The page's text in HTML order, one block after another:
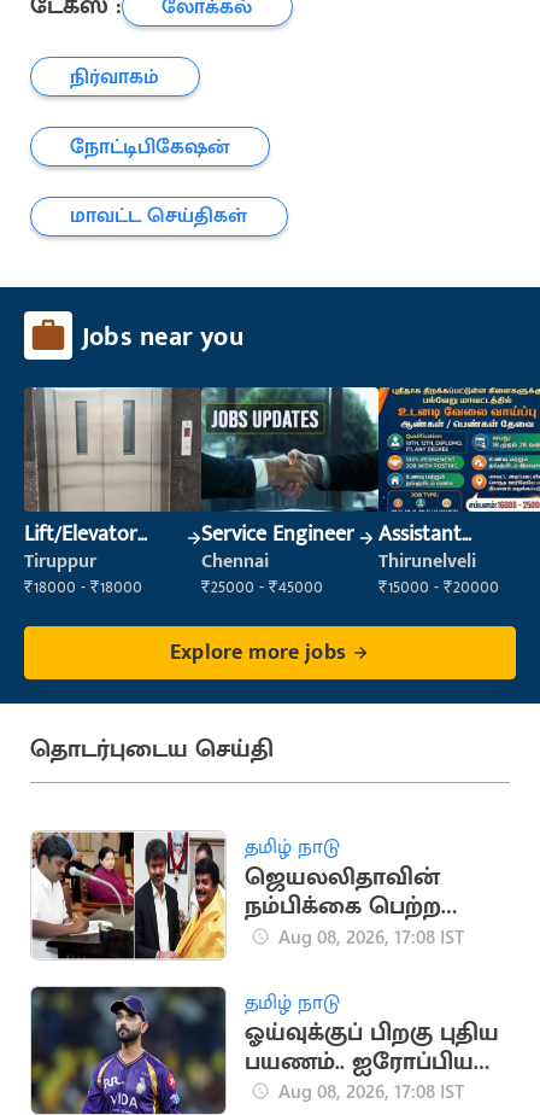
நிர்வாகம்
நோட்டிபிகேஷன்
மாவட்ட செய்திகள்
Jobs near you
Lift/Elevator
Technician
Tiruppur
₹18000 - ₹18000
Service Engineer
Chennai
₹25000 - ₹45000
Assistant
Manager
Thirunelveli
₹15000 - ₹20000
Explore more jobs
தொடர்புடைய செய்தி
தமிழ் நாடு
ஜெயலலிதாவின்
நம்பிக்கை பெற்ற
சி.விஜயபாஸ்கர்..
Aug 08, 2026, 17:08 IST
தமிழ் நாடு
ஓய்வுக்குப் பிறகு புதிய
பயணம்.. ஐரோப்பிய
டி20 லீக்கில்
Aug 08, 2026, 17:08 IST